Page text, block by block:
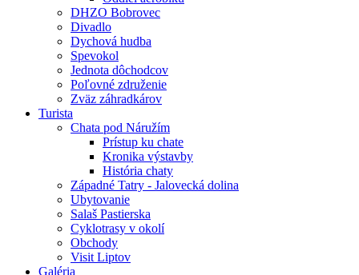
DHZO Bobrovec
Divadlo
Dychová hudba
Spevokol
Jednota dôchodcov
Poľovné združenie
Zväz záhradkárov
Turista
Chata pod Náružím
Prístup ku chate
Kronika výstavby
História chaty
Západné Tatry - Jalovecká dolina
Ubytovanie
Salaš Pastierska
Cyklotrasy v okolí
Obchody
Visit Liptov
Galéria